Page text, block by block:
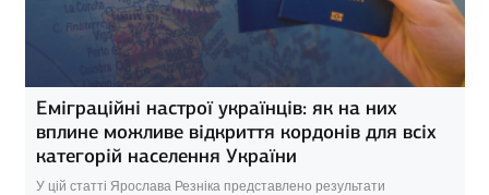
Еміграційні настрої українців: як на них
вплине можливе відкриття кордонів для всіх
категорій населення України
У цій статті Ярослава Резніка представлено результати